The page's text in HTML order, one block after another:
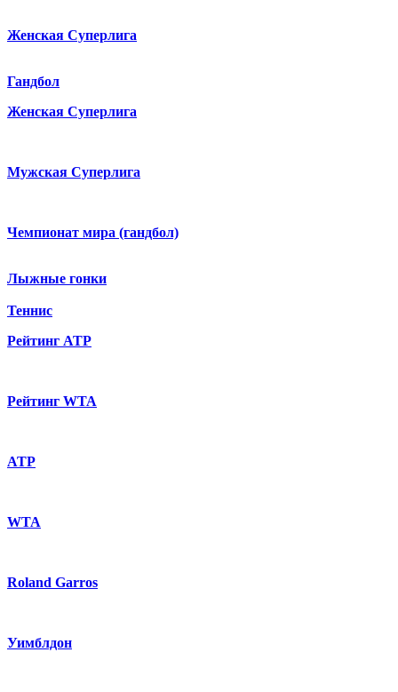
Женская Суперлига
Гандбол
Женская Суперлига
Мужская Суперлига
Чемпионат мира (гандбол)
Лыжные гонки
Теннис
Рейтинг ATP
Рейтинг WTA
ATP
WTA
Roland Garros
Уимблдон